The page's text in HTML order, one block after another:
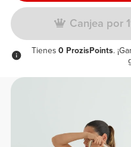
Canjea por
Tienes0 ProzisPoints.